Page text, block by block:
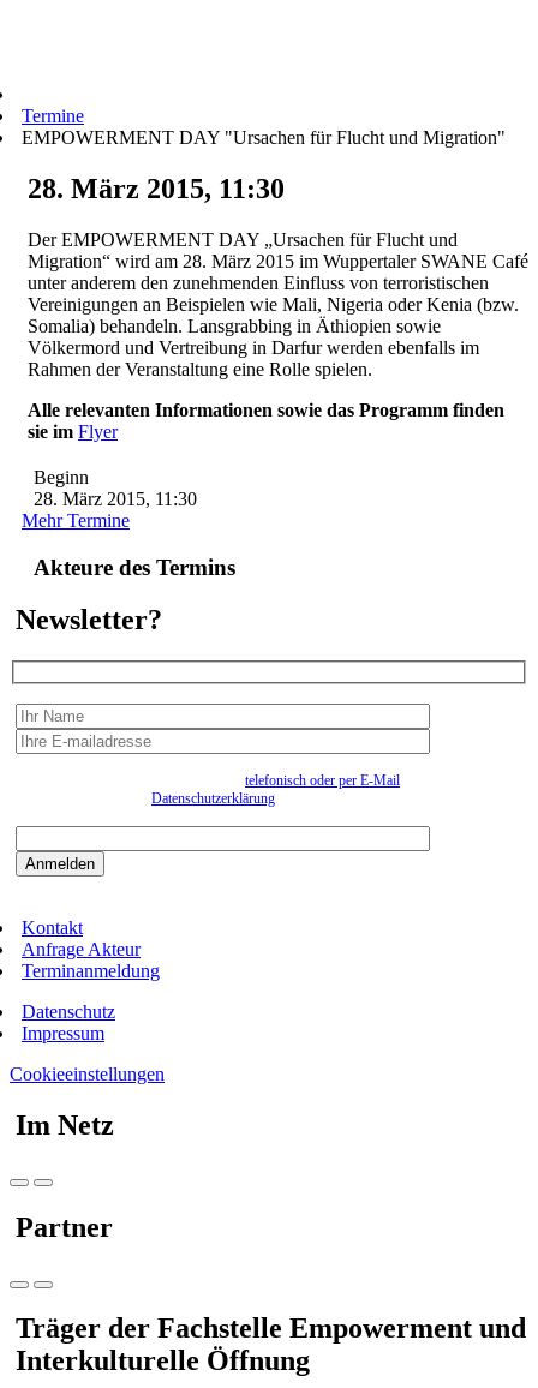
Termine
EMPOWERMENT DAY "Ursachen für Flucht und Migration"
28. März 2015, 11:30
Der EMPOWERMENT DAY „Ursachen für Flucht und
Migration“ wird am 28. März 2015 im Wuppertaler SWANE Café
unter anderem den zunehmenden Einfluss von terroristischen
Vereinigungen an Beispielen wie Mali, Nigeria oder Kenia (bzw.
Somalia) behandeln. Lansgrabbing in Äthiopien sowie
Völkermord und Vertreibung in Darfur werden ebenfalls im
Rahmen der Veranstaltung eine Rolle spielen.
Alle relevanten Informationen sowie das Programm finden
sie im Flyer
Beginn
28. März 2015, 11:30
Mehr Termine
Akteure des Termins
Newsletter?
telefonisch oder per E-Mail
Datenschutzerklärung
Kontakt
Anfrage Akteur
Terminanmeldung
Datenschutz
Impressum
Cookieeinstellungen
Im Netz
Partner
Träger der Fachstelle Empowerment und
Interkulturelle Öffnung